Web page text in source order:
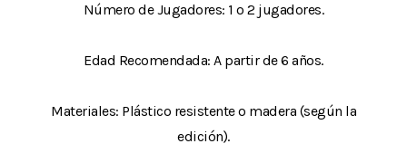
Número de Jugadores: 1 o 2 jugadores.
Edad Recomendada: A partir de 6 años.
Materiales: Plástico resistente o madera (según la
edición).